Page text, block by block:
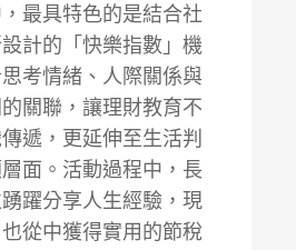
最具特色的是結合社
計的「快樂指數」機
考情緒、人際關係與
關聯，讓理財教育不
遞，更延伸至生活判
面。活動過程中，長
躍分享人生經驗，現
從中獲得實用的節稅